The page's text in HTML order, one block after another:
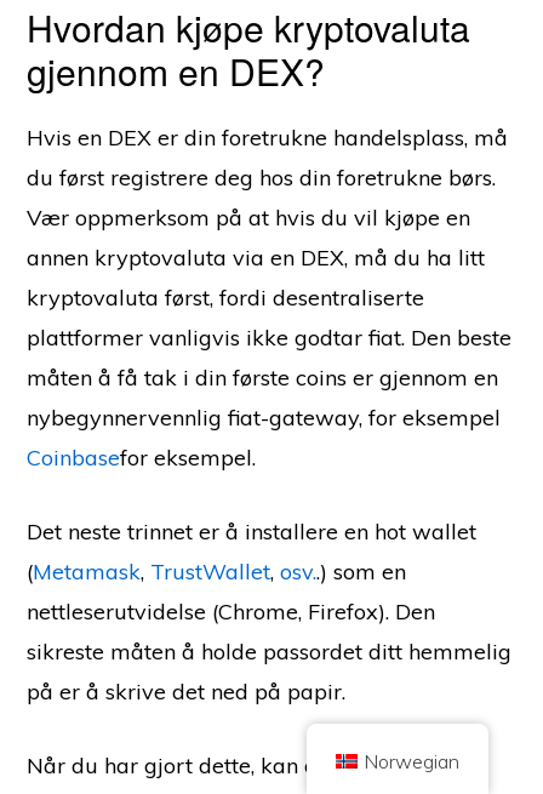
Hvordan kjøpe kryptovaluta
gjennom en DEX?
Hvis en DEX er din foretrukne handelsplass, må
du først registrere deg hos din foretrukne børs.
Vær oppmerksom på at hvis du vil kjøpe en
annen kryptovaluta via en DEX, må du ha litt
kryptovaluta først, fordi desentraliserte
plattformer vanligvis ikke godtar fiat. Den beste
måten å få tak i din første coins er gjennom en
nybegynnervennlig fiat-gateway, for eksempel
Coinbasefor eksempel.
Det neste trinnet er å installere en hot wallet
(Metamask, TrustWallet,osv..) som en
nettleserutvidelse (Chrome, Firefox). Den
sikreste måten å holde passordet ditt hemmelig
på er å skrive det ned på papir.
Når du har gjort dette, kan du flytte
Kickoff
Bedriftsnummer 10490224
Innholdet er for informasjonsformål og er ikke investeringsrådgivning.
i kryptovaluta er forbundet med risiko.
Kryptovaluta er ikke regulert av UK Financial Conduct Authority og er ikke
underlagt beskyttelse under UK Financial Services Compensation Scheme
Investering i kryptovaluta er forbundet med risiko, og kryptovaluta kan øke i
verdi, eller miste deler av eller hele verdien. Kapitalgevinstskatt kan gjelde
for fortjeneste fra salg av kryptovaluta.
RETNINGSLINJER FOR PERSONVERN KONTAKT OSS
Norwegian